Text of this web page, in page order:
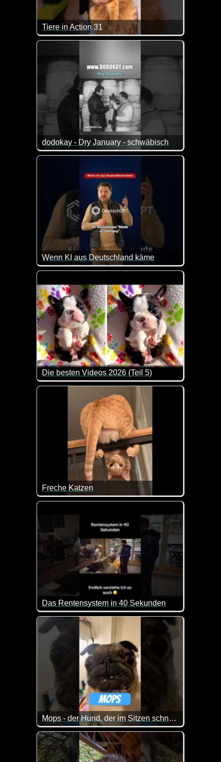
Tiere in Action 31
Wenn Tiere sprechen könnten, dann wären das
dodokay - Dry January - schwäbisch
Na dann ist doch eine tolle Lösung gefunden :-)
Wenn KI aus Deutschland käme
So in etwa könnte man sich DeutschGPT
Die besten Videos 2026 (Teil 5)
Eine tolle Zusammenstellung von lustigen
Freche Katzen
Eine tolle Zusammenstellung lustiger
Das Rentensystem in 40 Sekunden
Kurz, aber genau so sieht es doch aus :-) Endlich
Mops - der Hund, der im Sitzen schnarcht
Der Mops ist der Superstar unter den Kleinhunden
Mit einem Gesicht wie ein zerknautschtes Kissen